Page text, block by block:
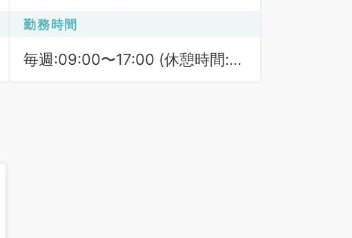
勤務時間
毎週:09:00〜17:00 (休憩時間: